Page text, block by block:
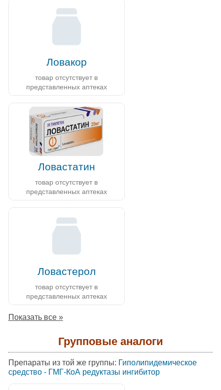
Ловакор
товар отсутствует в
представленных аптеках
Ловастатин
товар отсутствует в
представленных аптеках
Ловастерол
товар отсутствует в
представленных аптеках
Показать все »
Групповые аналоги
Препараты из той же группы: Гиполипидемическое
средство - ГМГ-КоА редуктазы ингибитор